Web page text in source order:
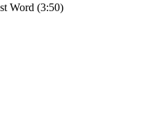
Word (3:50)